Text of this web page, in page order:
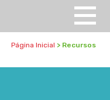
Página Inicial > Recursos